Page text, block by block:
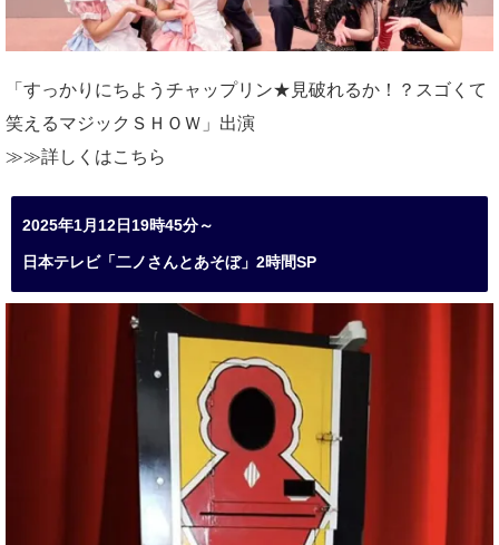
「すっかりにちようチャップリン★見破れるか！？スゴくて
笑えるマジックＳＨＯＷ」出演
≫≫詳しくはこちら
2025年1月12日19時45分～
日本テレビ「二ノさんとあそぼ」2時間SP